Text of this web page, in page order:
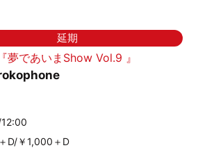
延期
夢であいまShow Vol.9 』
D/￥1,000＋D